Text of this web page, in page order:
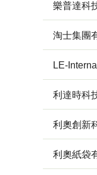
樂普達科
淘士集團
LE-
利達時科
利奧創新
利奧紙袋